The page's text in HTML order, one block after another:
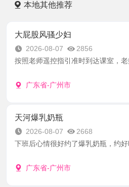
本地其他推荐
大屁股风骚少妇
2026-08-07
2856
按照老师遥控指引准时到达课室，
广东省-广州市
天河爆乳奶瓶
2026-08-07
2668
下班后心情很好约了爆乳奶瓶，约好
广东省-广州市